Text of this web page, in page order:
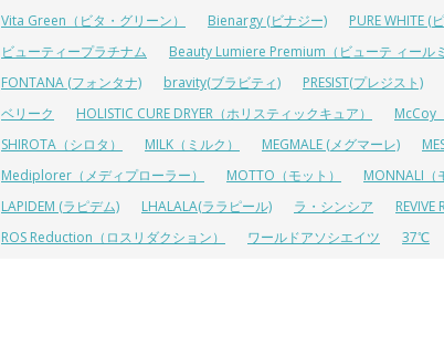
Vita Green（ビタ・グリーン）
Bienargy (ビナジー) PURE WHITE (
ビューティープラチナム
Beauty Lumiere Premium（ビューテ ィール
FONTANA (フォンタナ)
bravity(ブラビティ) PRESIST(プレジスト)
ベリーク
HOLISTIC CURE DRYER（ホリスティックキュア） McCoy
SHIROTA（シロタ）
MILK（ミルク） MEGMALE (メグマーレ)
Mediplorer（メディプローラー）
MOTTO（モット） MONNALI（
LAPIDEM (ラピデム)
LHALALA(ララピール) ラ・シンシア REVIVE
ROS Reduction（ロスリダクション）
ワールドアソシエイツ 37℃